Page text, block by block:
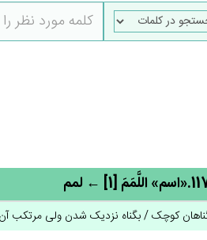
اللَّمَم‌َ [1] ← لمم
کوچک / بگناه نزدیک شدن ولی مرتکب